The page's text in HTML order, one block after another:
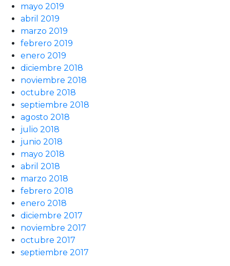
mayo 2019
abril 2019
marzo 2019
febrero 2019
enero 2019
diciembre 2018
noviembre 2018
octubre 2018
septiembre 2018
agosto 2018
julio 2018
junio 2018
mayo 2018
abril 2018
marzo 2018
febrero 2018
enero 2018
diciembre 2017
noviembre 2017
octubre 2017
septiembre 2017